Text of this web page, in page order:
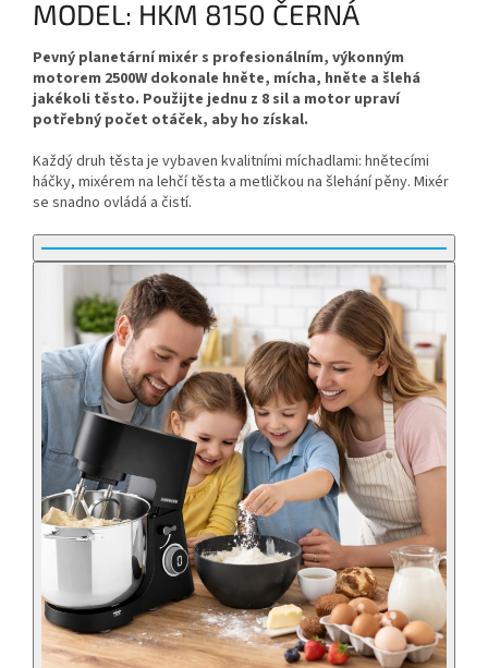
MODEL: HKM 8150 ČERNÁ
Pevný planetární mixér s profesionálním, výkonným
motorem 2500W dokonale hněte, mícha, hněte a šlehá
jakékoli těsto. Použijte jednu z 8 sil a motor upraví
potřebný počet otáček, aby ho získal.
Každý druh těsta je vybaven kvalitními míchadlami: hnětecími
háčky, mixérem na lehčí těsta a metličkou na šlehání pěny. Mixér
se snadno ovládá a čistí.